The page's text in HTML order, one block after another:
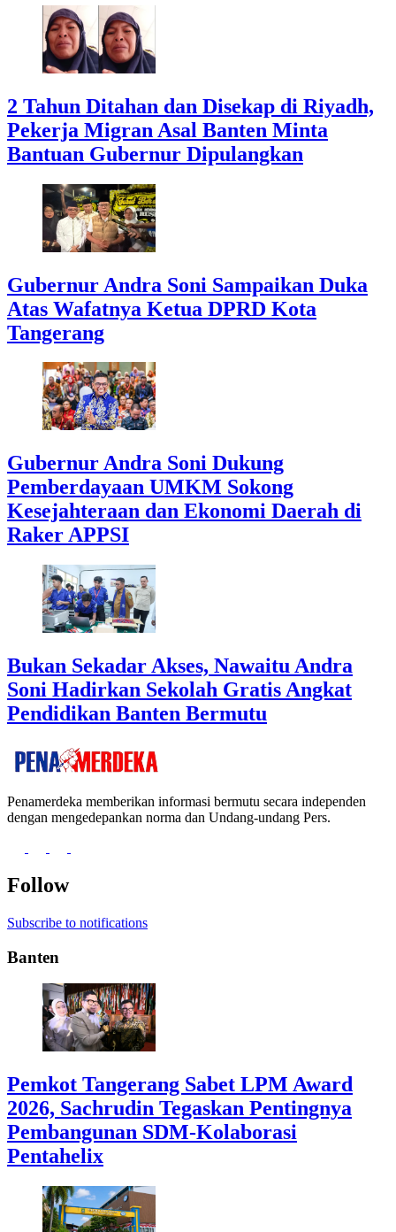
2 Tahun Ditahan dan Disekap di Riyadh,
Pekerja Migran Asal Banten Minta
Bantuan Gubernur Dipulangkan
Gubernur Andra Soni Sampaikan Duka
Atas Wafatnya Ketua DPRD Kota
Tangerang
Gubernur Andra Soni Dukung
Pemberdayaan UMKM Sokong
Kesejahteraan dan Ekonomi Daerah di
Raker APPSI
Bukan Sekadar Akses, Nawaitu Andra
Soni Hadirkan Sekolah Gratis Angkat
Pendidikan Banten Bermutu
Penamerdeka memberikan informasi bermutu secara independen
dengan mengedepankan norma dan Undang-undang Pers.
Follow
Subscribe to notifications
Banten
Pemkot Tangerang Sabet LPM Award
2026, Sachrudin Tegaskan Pentingnya
Pembangunan SDM-Kolaborasi
Pentahelix